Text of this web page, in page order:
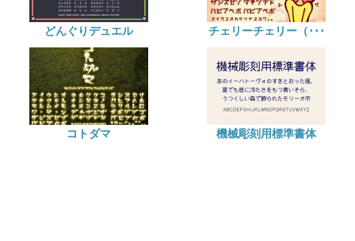
どんぐりデュエル チェリーチェリー（･･･
コトダマ 機械彫刻用標準書体